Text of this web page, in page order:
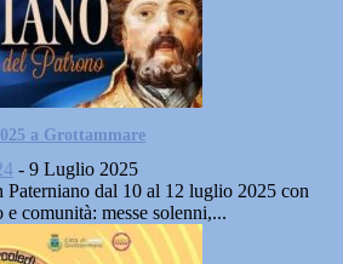
a Grottammare
- 9 Luglio 2025
Paterniano dal 10 al 12 luglio 2025 con
comunità: messe solenni,...